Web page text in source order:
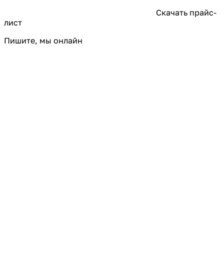
Скачать прайс-
лист
Пишите, мы онлайн